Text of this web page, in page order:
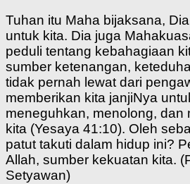
Tuhan itu Maha bijaksana,
untuk kita. Dia juga
peduli tentang kebahagiaan
sumber ketenangan,
tidak pernah lewat dari
memberikan kita janjiNya
meneguhkan, menolong, dan
kita (Yesaya 41:10). Oleh
patut takuti dalam hidup ini?
Allah, sumber kekuatan kita.
Setyawan)